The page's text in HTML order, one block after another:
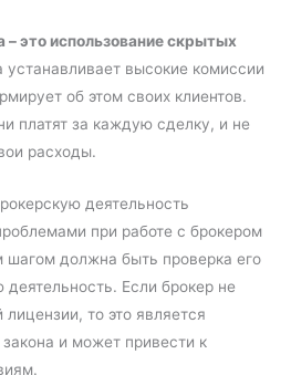
– это использование скрытых
устанавливает высокие комиссии
об этом своих клиентов.
платят за каждую сделку, и не
расходы.
деятельность
при работе с брокером
должна быть проверка его
Если брокер не
то это является
и может привести к